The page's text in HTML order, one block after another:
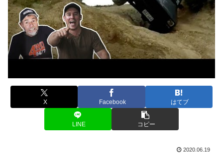
X Facebook はてブ
LINE コピー
2020.06.19